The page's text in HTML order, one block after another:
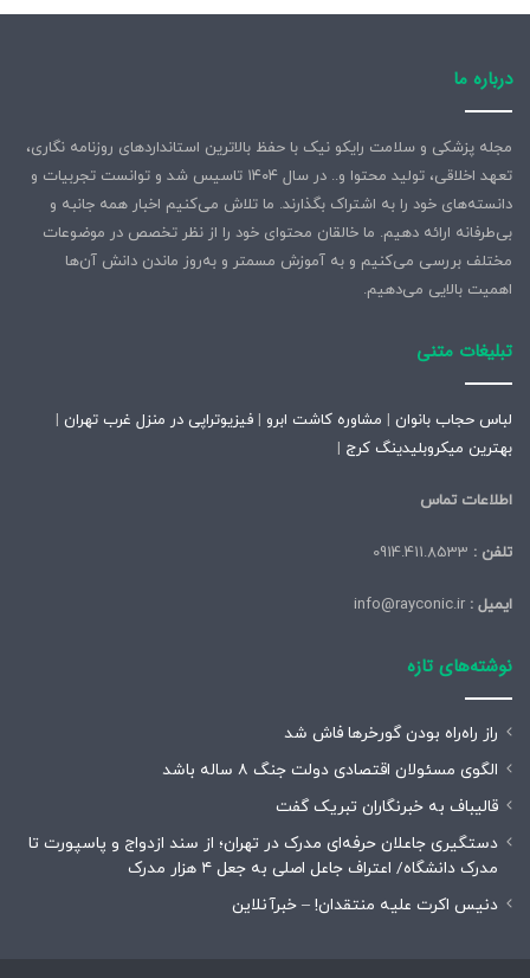
درباره ما
مجله پزشکی و سلامت رایکو نیک با حفظ بالاترین استانداردهای روزنامه نگاری،
تعهد اخلاقی، تولید محتوا و.. در سال ۱۴۰۴ تاسیس شد و توانست تجربیات و
دانسته‌های خود را به اشتراک بگذارند. ما تلاش می‌کنیم اخبار همه جانبه و
بی‌طرفانه ارائه دهیم. ما خالقان محتوای خود را از نظر تخصص در موضوعات
مختلف بررسی می‌کنیم و به آموزش مسمتر و به‌روز ماندن دانش آن‌ها
اهمیت بالایی می‌دهیم.
تبلیغات متنی
لباس حجاب بانوان | مشاوره کاشت ابرو | فیزیوتراپی در منزل غرب تهران |
بهترین میکروبلیدینگ کرج |
اطلاعات تماس
تلفن :
ایمیل :
نوشته‌های تازه
راز راه‌راه بودن گورخرها فاش شد
الگوی مسئولان اقتصادی دولت جنگ ۸ ساله باشد
قالیباف به خبرنگاران تبریک گفت
دستگیری جاعلان حرفه‌ای مدرک در تهران؛ از سند ازدواج و پاسپورت تا
مدرک دانشگاه/ اعتراف جاعل اصلی به جعل ۴ هزار مدرک
دنیس اکرت علیه منتقدان! – خبرآنلاین